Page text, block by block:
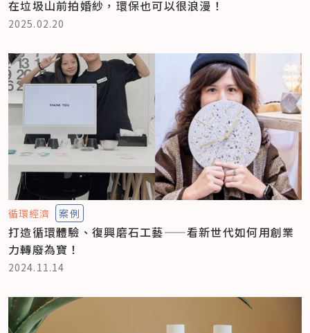
在垃圾山前拍婚紗，環保也可以很浪漫！
2025.02.20
循環經濟 案例
打造循環體驗、復興磨石工藝——看新世代如何用創業
力轉廢為寶！
2024.11.14